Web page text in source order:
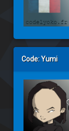
Code: Yumi